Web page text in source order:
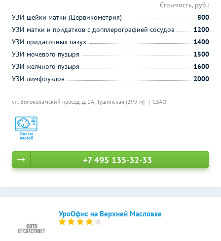
ул. Волоколамский проезд, д. 1А, Тушинская (299 м) СЗАО
Стоимость, руб.:
УЗИ шейки матки (Цервикометрия)
800
УЗИ матки и придатков с допплерографией сосудов
1200
УЗИ придаточных пазух
1400
УЗИ мочевого пузыря
1500
УЗИ желчного пузыря
1600
УЗИ лимфоузлов
2000
+7 495 135-32-33
УроОфис на Верхней Масловке